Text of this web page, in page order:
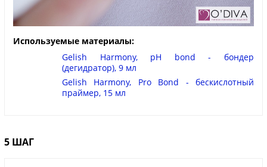
Используемые материалы:
Gelish Harmony, pH bond - бондер
(дегидратор), 9 мл
Gelish Harmony, Pro Bond - бескислотный
праймер, 15 мл
5 ШАГ